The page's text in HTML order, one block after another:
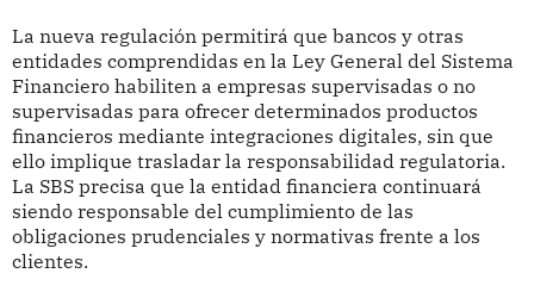
La nueva regulación permitirá que bancos y otras
entidades comprendidas en la Ley General del Sistema
Financiero habiliten a empresas supervisadas o no
supervisadas para ofrecer determinados productos
financieros mediante integraciones digitales, sin que
ello implique trasladar la responsabilidad regulatoria.
La SBS precisa que la entidad financiera continuará
siendo responsable del cumplimiento de las
obligaciones prudenciales y normativas frente a los
clientes.